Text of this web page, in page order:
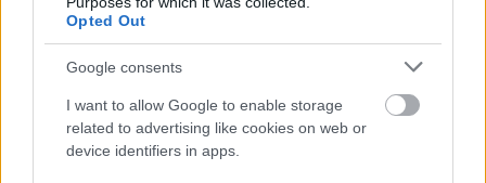
Opted Out
Google consents
I want to allow Google to enable storage
related to advertising like cookies on web or
device identifiers in apps.
2026.08.07. Horváth Zsolt
Györfi Mihály több tucat vállalkozással egyeztetett
a kerékpárgyár dolgozóinak megsegítéséről
Rövid idő alatt számos vállalkozás jelezte, hogy segítene
azoknak a munkavállalóknak, akik a tószegi kerékpárgyár
bezárása...